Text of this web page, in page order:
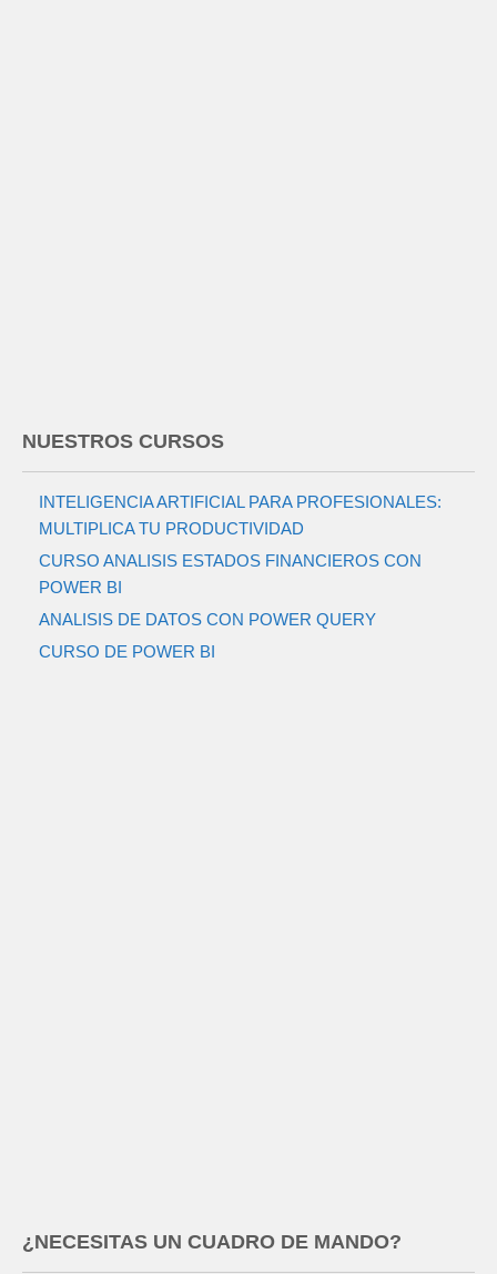
NUESTROS CURSOS
INTELIGENCIA ARTIFICIAL PARA PROFESIONALES:
MULTIPLICA TU PRODUCTIVIDAD
CURSO ANALISIS ESTADOS FINANCIEROS CON
POWER BI
ANALISIS DE DATOS CON POWER QUERY
CURSO DE POWER BI
¿NECESITAS UN CUADRO DE MANDO?